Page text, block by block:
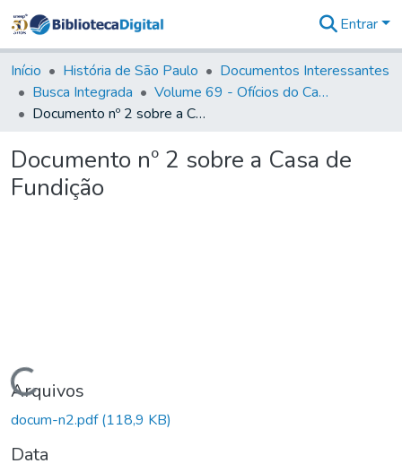
&
Coleções
Tudo na
Biblioteca
Estatísticas
Entrar
Início História de São Paulo
Documentos Interessantes
Busca Integrada
Volume 69 - Ofícios do Capitão D. Luiz Antonio de Souza Botelho Mourão aos Vice-Reis e Ministros (1771-1772)
Documento nº 2 sobre a Casa de Fundição
Documento nº 2 sobre a Casa de
Fundição
Carregando...
Arquivos
docum-n2.pdf(118,9 KB)
Data